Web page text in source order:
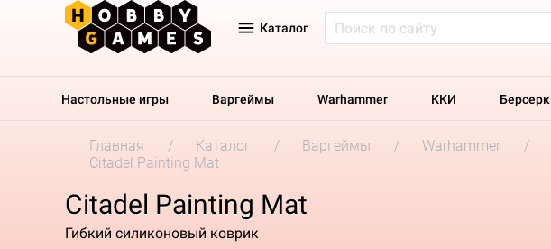
Каталог
Настольные игры Варгеймы Warhammer ККИ Берсерк
Главная Каталог Варгеймы Warhammer
Citadel Painting Mat
Citadel Painting Mat
Гибкий силиконовый коврик